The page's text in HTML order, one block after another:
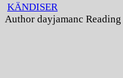
KÄNDISER
Author dayjamanc Reading